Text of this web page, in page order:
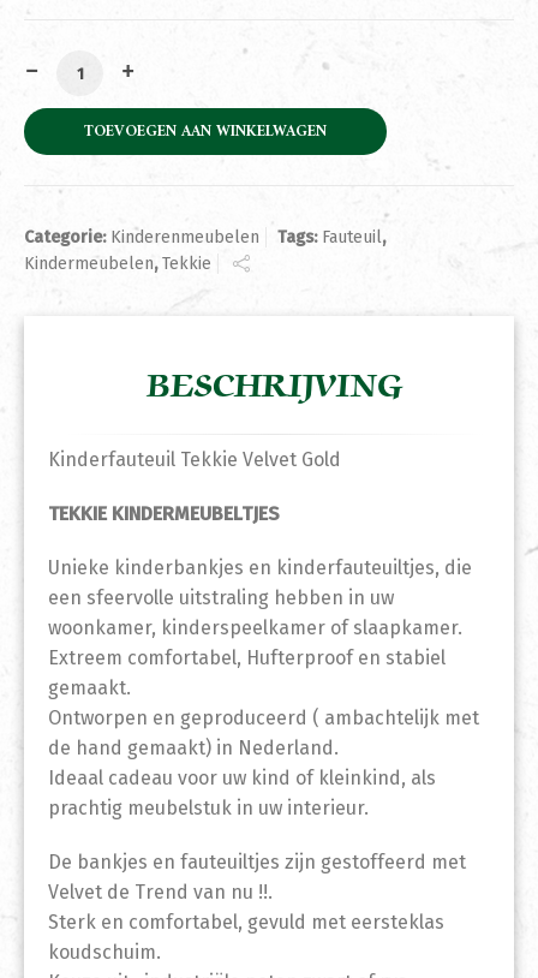
Kinderfauteuil Tekkie Velvet Gold aantal
TOEVOEGEN AAN WINKELWAGEN
Categorie: Kinderenmeubelen Tags: Fauteuil,
Kindermeubelen,Tekkie
BESCHRIJVING
Kinderfauteuil Tekkie Velvet Gold
TEKKIE KINDERMEUBELTJES
Unieke kinderbankjes en kinderfauteuiltjes, die
een sfeervolle uitstraling hebben in uw
woonkamer, kinderspeelkamer of slaapkamer.
Extreem comfortabel, Hufterproof en stabiel
gemaakt.
Ontworpen en geproduceerd ( ambachtelijk met
de hand gemaakt) in Nederland.
Ideaal cadeau voor uw kind of kleinkind, als
prachtig meubelstuk in uw interieur.
De bankjes en fauteuiltjes zijn gestoffeerd met
Velvet de Trend van nu !!.
Sterk en comfortabel, gevuld met eersteklas
koudschuim.